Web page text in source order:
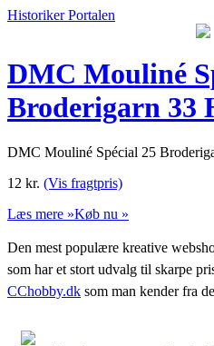
Historiker Portalen
DMC Mouliné
Broderigarn 33
DMC Mouliné Spécial 25
12 kr. (Vis fragtpris)
Læs mere »Køb nu »
Den mest populære kreative
som har et stort udvalg til skarpe
CChobby.dk som man kender fra